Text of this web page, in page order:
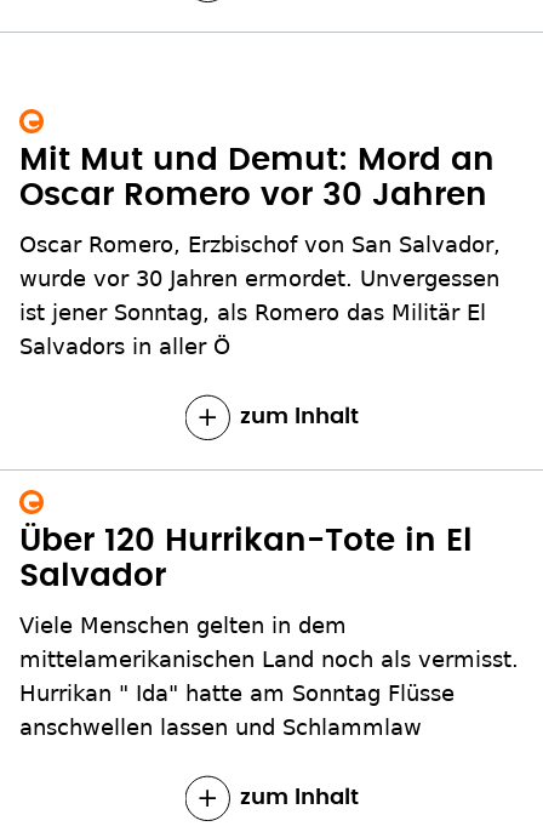
Mit Mut und Demut: Mord an
Oscar Romero vor 30 Jahren
Oscar Romero, Erzbischof von San Salvador,
wurde vor 30 Jahren ermordet. Unvergessen
ist jener Sonntag, als Romero das Militär El
Salvadors in aller Ö
zum Inhalt
Über 120 Hurrikan-Tote in El
Salvador
Viele Menschen gelten in dem
mittelamerikanischen Land noch als vermisst.
Hurrikan " Ida" hatte am Sonntag Flüsse
anschwellen lassen und Schlammlaw
zum Inhalt